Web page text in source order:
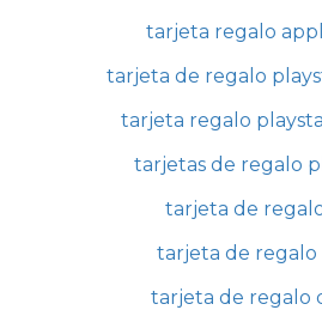
tarjeta regalo
tarjeta de regalo
tarjeta regalo
tarjetas de regalo
tarjeta de
tarjeta de regalo
tarjeta de regalo